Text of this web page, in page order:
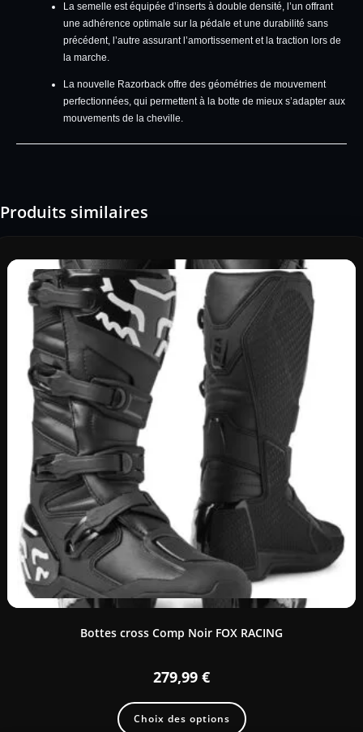
La semelle est équipée d’inserts à double densité, l’un offrant
une adhérence optimale sur la pédale et une durabilité sans
précédent, l’autre assurant l’amortissement et la traction lors de
la marche.
La nouvelle Razorback offre des géométries de mouvement
perfectionnées, qui permettent à la botte de mieux s’adapter aux
mouvements de la cheville.
Produits similaires
Bottes cross Comp Noir FOX RACING
279,99 €
Choix des options